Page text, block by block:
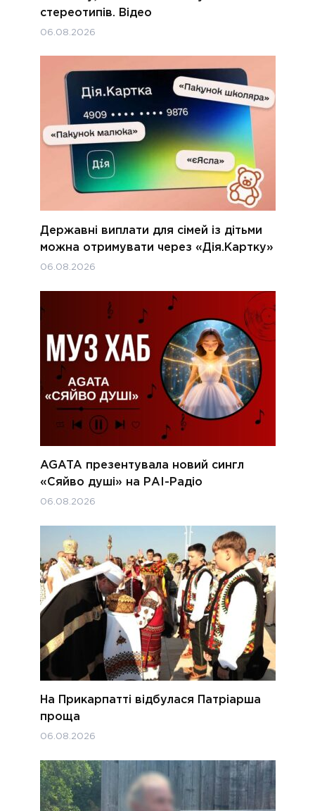
стереотипів. Відео
06.08.2026
Державні виплати для сімей із дітьми
можна отримувати через «Дія.Картку»
06.08.2026
AGATA презентувала новий сингл
«Сяйво душі» на РАІ-Радіо
06.08.2026
На Прикарпатті відбулася Патріарша
проща
06.08.2026